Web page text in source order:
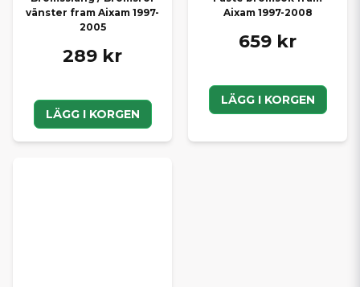
vänster fram Aixam 1997-
2005
289 kr
LÄGG I KORGEN
Aixam 1997-2008
659 kr
LÄGG I KORGEN